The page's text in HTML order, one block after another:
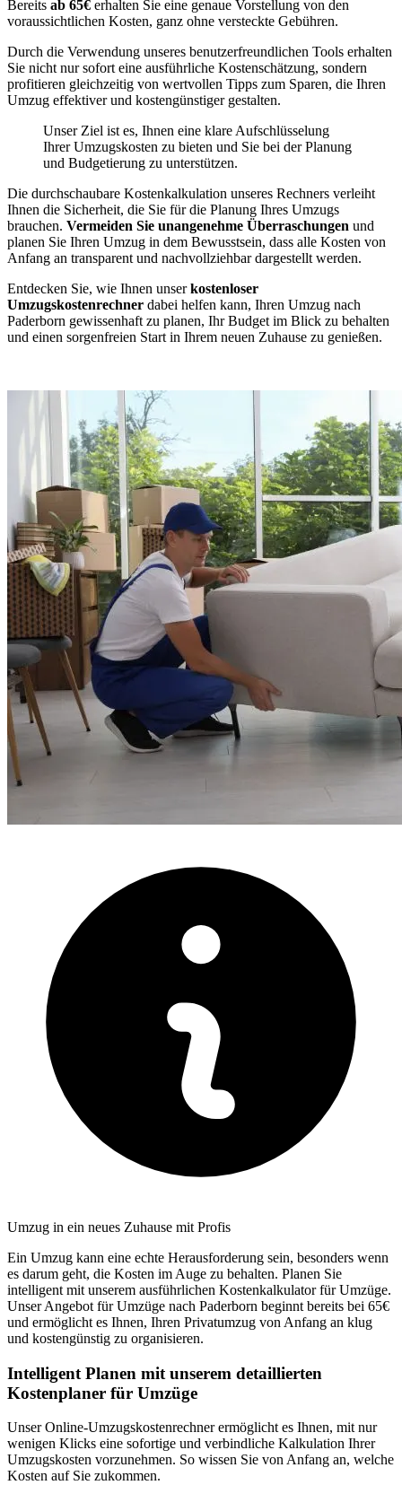
Bereits ab 65€ erhalten Sie eine genaue Vorstellung von den
voraussichtlichen Kosten, ganz ohne versteckte Gebühren.
Durch die Verwendung unseres benutzerfreundlichen Tools erhalten
Sie nicht nur sofort eine ausführliche Kostenschätzung, sondern
profitieren gleichzeitig von wertvollen Tipps zum Sparen, die Ihren
Umzug effektiver und kostengünstiger gestalten.
Unser Ziel ist es, Ihnen eine klare Aufschlüsselung
Ihrer Umzugskosten zu bieten und Sie bei der Planung
und Budgetierung zu unterstützen.
Die durchschaubare Kostenkalkulation unseres Rechners verleiht
Ihnen die Sicherheit, die Sie für die Planung Ihres Umzugs
brauchen. Vermeiden Sie unangenehme Überraschungen und
planen Sie Ihren Umzug in dem Bewusstsein, dass alle Kosten von
Anfang an transparent und nachvollziehbar dargestellt werden.
Entdecken Sie, wie Ihnen unserkostenloser
Umzugskostenrechner dabei helfen kann, Ihren Umzug nach
Paderborn gewissenhaft zu planen, Ihr Budget im Blick zu behalten
und einen sorgenfreien Start in Ihrem neuen Zuhause zu genießen.
Umzug in ein neues Zuhause mit Profis
Ein Umzug kann eine echte Herausforderung sein, besonders wenn
es darum geht, die Kosten im Auge zu behalten. Planen Sie
intelligent mit unserem ausführlichen Kostenkalkulator für Umzüge.
Unser Angebot für Umzüge nach Paderborn beginnt bereits bei 65€
und ermöglicht es Ihnen, Ihren Privatumzug von Anfang an klug
und kostengünstig zu organisieren.
Intelligent Planen mit unserem detaillierten
Kostenplaner für Umzüge
Unser Online-Umzugskostenrechner ermöglicht es Ihnen, mit nur
wenigen Klicks eine sofortige und verbindliche Kalkulation Ihrer
Umzugskosten vorzunehmen. So wissen Sie von Anfang an, welche
Kosten auf Sie zukommen.